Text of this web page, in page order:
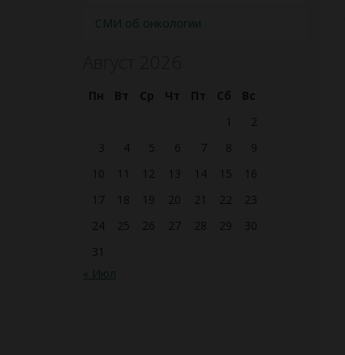
СМИ об онкологии
Пн Вт Ср Чт Пт Сб
Вс
1
2
3
4 5 6 7 8
9
10
11 12 13 14 15
16
17
18 19 20 21 22
23
24
25 26 27 28 29
30
31
« Июл